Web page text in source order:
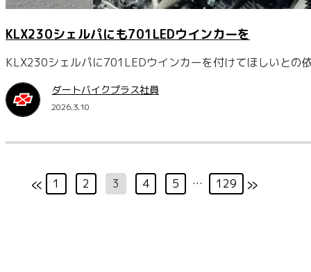
KLX230シェルパにも701LEDウインカーを
KLX230シェルパに701LEDウインカーを付けてほしいと
ダートバイクプラス社員
2026.3.10
« 1 2 3 4 5 … 129 »